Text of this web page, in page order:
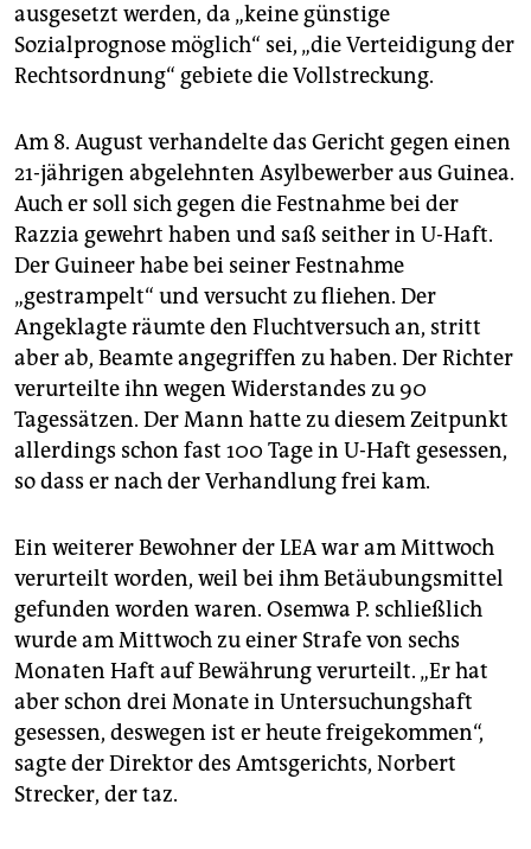
ausgesetzt werden, da „keine günstige
Sozialprognose möglich“ sei, „die Verteidigung der
Rechtsordnung“ gebiete die Vollstreckung.
Am 8. August verhandelte das Gericht gegen einen
21-jährigen abgelehnten Asylbewerber aus Guinea.
Auch er soll sich gegen die Festnahme bei der
Razzia gewehrt haben und saß seither in U-Haft.
Der Guineer habe bei seiner Festnahme
„gestrampelt“ und versucht zu fliehen. Der
Angeklagte räumte den Fluchtversuch an, stritt
aber ab, Beamte angegriffen zu haben. Der Richter
verurteilte ihn wegen Widerstandes zu 90
Tagessätzen. Der Mann hatte zu diesem Zeitpunkt
allerdings schon fast 100 Tage in U-Haft gesessen,
so dass er nach der Verhandlung frei kam.
Ein weiterer Bewohner der LEA war am Mittwoch
verurteilt worden, weil bei ihm Betäubungsmittel
gefunden worden waren. Osemwa P. schließlich
wurde am Mittwoch zu einer Strafe von sechs
Monaten Haft auf Bewährung verurteilt. „Er hat
aber schon drei Monate in Untersuchungshaft
gesessen, deswegen ist er heute freigekommen“,
sagte der Direktor des Amtsgerichts, Norbert
Strecker, der taz.